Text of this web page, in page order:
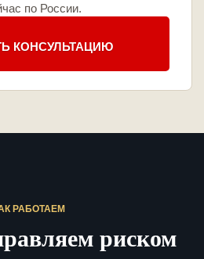
по России.
КОНСУЛЬТАЦИЮ
РАБОТАЕМ
риском